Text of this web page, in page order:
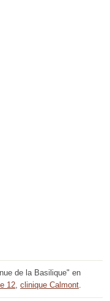
de la Basilique" en
12 clinique Calmont